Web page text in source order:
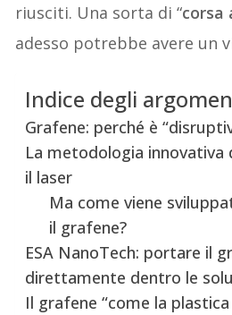
riusciti. Una sorta di “corsa
adesso potrebbe avere un
Indice degli
Grafene: perché è
La metodologia innovativa
il laser
Ma come viene
il grafene?
ESA NanoTech: portare il
direttamente dentro le
Il grafene “come la